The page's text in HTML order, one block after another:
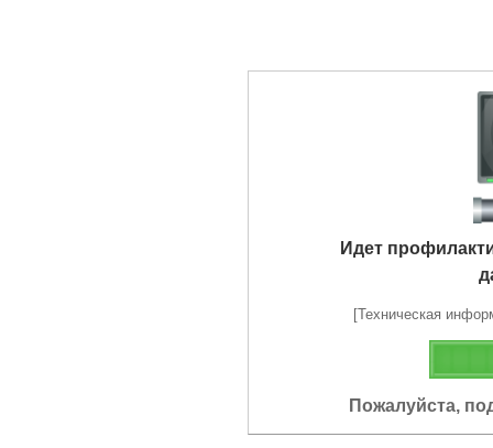
Идет
[Техническая
Пожалуйста,